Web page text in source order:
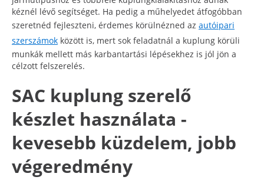
kéznél lévő segítséget. Ha pedig a műhelyedet átfogóbban
szeretnéd fejleszteni, érdemes körülnézned az autóipari
szerszámok között is, mert sok feladatnál a kuplung körüli
munkák mellett más karbantartási lépésekhez is jól jön a
célzott felszerelés.
SAC kuplung szerelő
készlet használata -
kevesebb küzdelem, jobb
végeredmény